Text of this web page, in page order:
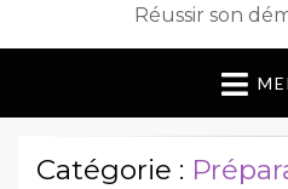
Réussir son
Catégorie :